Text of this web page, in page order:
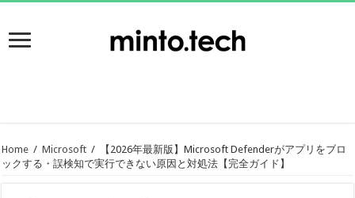
Home / Microsoft /
【2026年最新版】Microsoft Defenderがアプリをブロ
ックする・誤検知で実行できない原因と対処法【完全ガイド】